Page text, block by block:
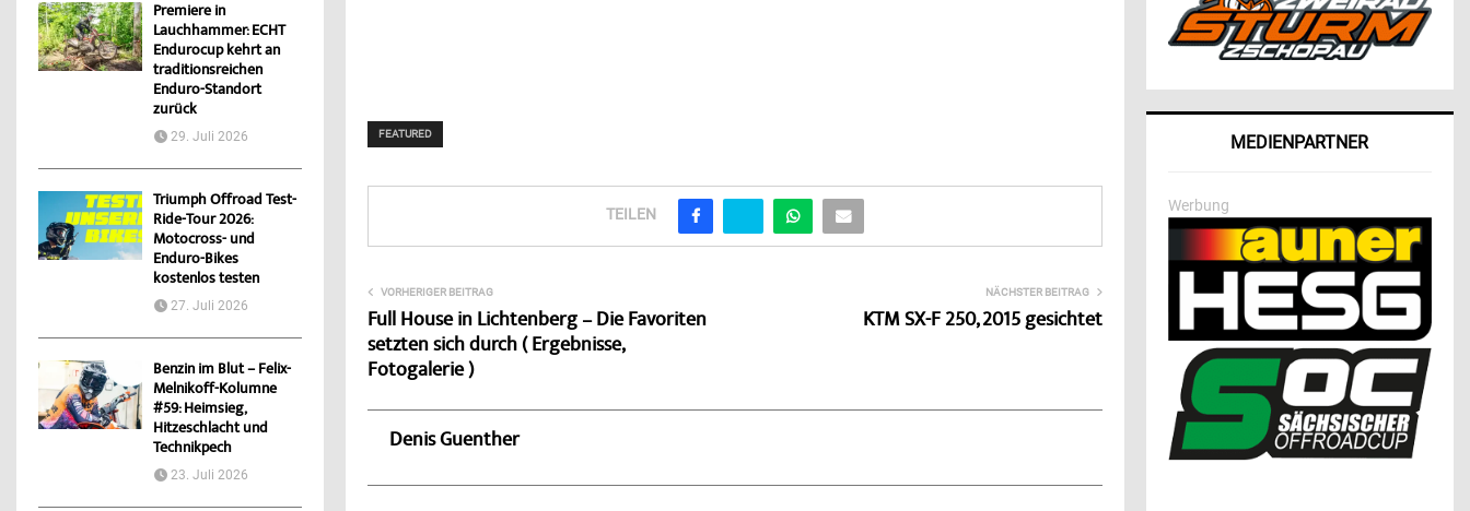
FEATURED
TEILEN
VORHERIGER BEITRAG
Full House in Lichtenberg – Die Favoriten
setzten sich durch ( Ergebnisse,
Fotogalerie )
NÄCHSTER BEITRAG
KTM SX-F 250, 2015 gesichtet
Denis Guenther
Premiere in
Lauchhammer: ECHT
Endurocup kehrt an
traditionsreichen
Enduro-Standort
zurück
29. Juli 2026
Triumph Offroad Test-
Ride-Tour 2026:
Motocross- und
Enduro-Bikes
kostenlos testen
27. Juli 2026
Benzin im Blut – Felix-
Melnikoff-Kolumne
#59: Heimsieg,
Hitzeschlacht und
Technikpech
23. Juli 2026
MEDIENPARTNER
Werbung